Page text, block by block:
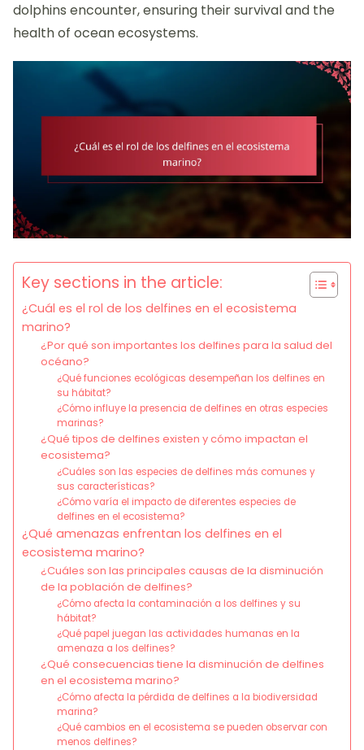
dolphins encounter, ensuring their survival and the
health of ocean ecosystems.
Key sections in the article:
¿Cuál es el rol de los delfines en el ecosistema
marino?
¿Por qué son importantes los delfines para la salud del
océano?
¿Qué funciones ecológicas desempeñan los delfines en
su hábitat?
¿Cómo influye la presencia de delfines en otras especies
marinas?
¿Qué tipos de delfines existen y cómo impactan el
ecosistema?
¿Cuáles son las especies de delfines más comunes y
sus características?
¿Cómo varía el impacto de diferentes especies de
delfines en el ecosistema?
¿Qué amenazas enfrentan los delfines en el
ecosistema marino?
¿Cuáles son las principales causas de la disminución
de la población de delfines?
¿Cómo afecta la contaminación a los delfines y su
hábitat?
¿Qué papel juegan las actividades humanas en la
amenaza a los delfines?
¿Qué consecuencias tiene la disminución de delfines
en el ecosistema marino?
¿Cómo afecta la pérdida de delfines a la biodiversidad
marina?
¿Qué cambios en el ecosistema se pueden observar con
menos delfines?